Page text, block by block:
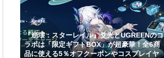
『崩壊：スターレイル』爻光とUGREENのコ
ラボは「限定ギフトBOX」が超豪華！全6商
品に使える5％オフクーポンやコスプレイヤ